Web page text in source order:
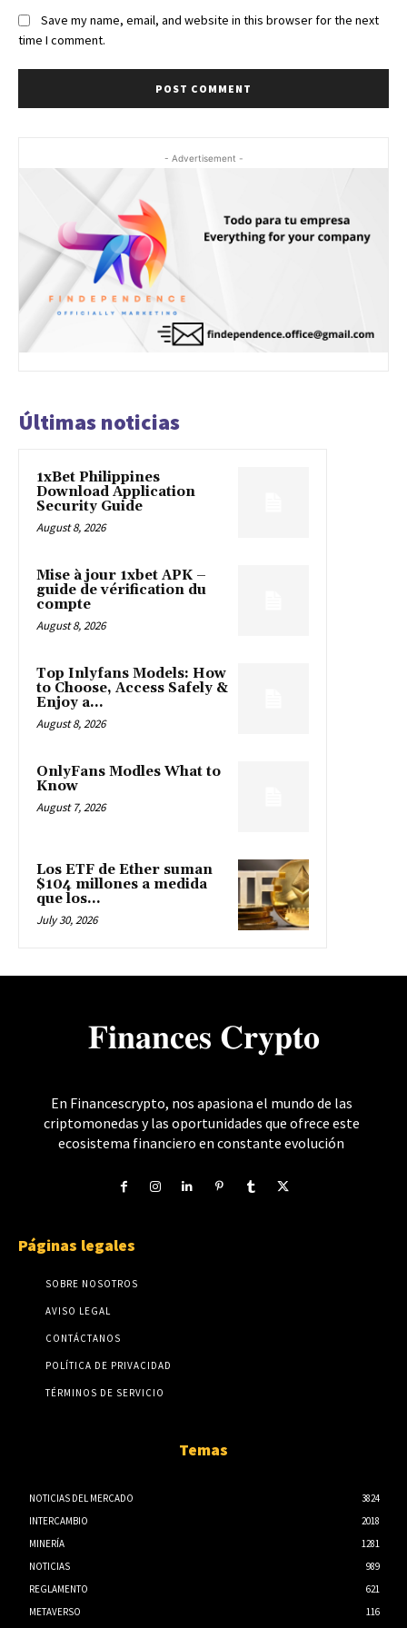
Save my name, email, and website in this browser for the next
time I comment.
- Advertisement -
Últimas noticias
1xBet Philippines
Download Application
Security Guide
August 8, 2026
Mise à jour 1xbet APK –
guide de vérification du
compte
August 8, 2026
Top Inlyfans Models: How
to Choose, Access Safely &
Enjoy a...
August 8, 2026
OnlyFans Modles What to
Know
August 7, 2026
Los ETF de Ether suman
$104 millones a medida
que los...
July 30, 2026
𝐅𝐢𝐧𝐚𝐧𝐜𝐞𝐬 𝐂𝐫𝐲𝐩𝐭𝐨
En Financescrypto, nos apasiona el mundo de las
criptomonedas y las oportunidades que ofrece este
ecosistema financiero en constante evolución
Páginas legales
SOBRE NOSOTROS
AVISO LEGAL
CONTÁCTANOS
POLÍTICA DE PRIVACIDAD
TÉRMINOS DE SERVICIO
Temas
NOTICIAS DEL MERCADO
3824
INTERCAMBIO
2018
MINERÍA
1281
NOTICIAS
989
REGLAMENTO
621
METAVERSO
116